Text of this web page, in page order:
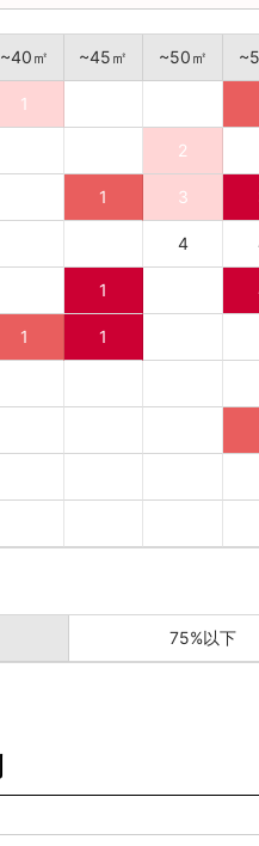
~40㎡ ~45㎡ ~50㎡
1
2
1 3
4
1
1 1
75%以下